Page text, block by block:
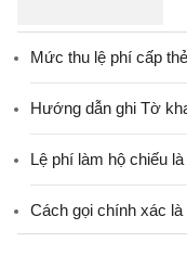
Mức thu lệ phí cấp
Hướng dẫn ghi Tờ
Lệ phí làm hộ chiếu
Cách gọi chính xác